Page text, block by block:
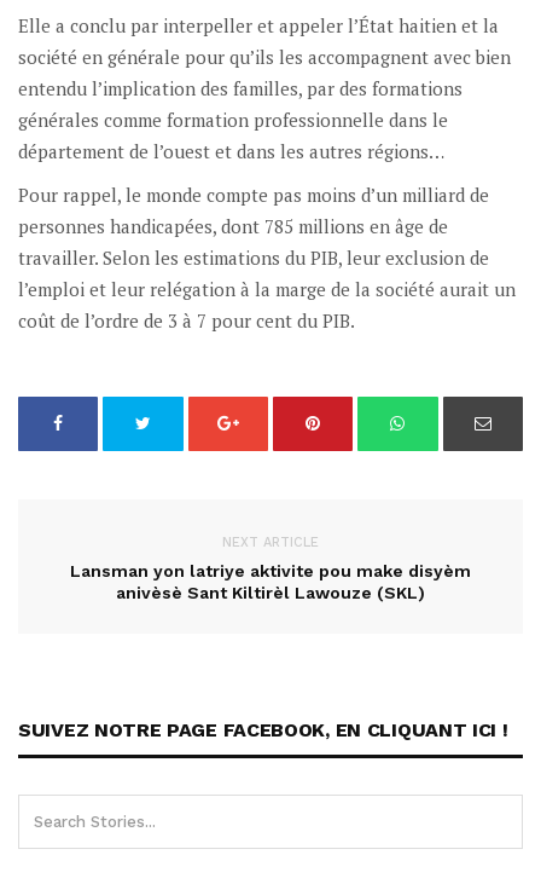
Elle a conclu par interpeller et appeler l’État haitien et la
société en générale pour qu’ils les accompagnent avec bien
entendu l’implication des familles, par des formations
générales comme formation professionnelle dans le
département de l’ouest et dans les autres régions…
Pour rappel, le monde compte pas moins d’un milliard de
personnes handicapées, dont 785 millions en âge de
travailler. Selon les estimations du PIB, leur exclusion de
l’emploi et leur relégation à la marge de la société aurait un
coût de l’ordre de 3 à 7 pour cent du PIB.
NEXT ARTICLE
Lansman yon latriye aktivite pou make disyèm
anivèsè Sant Kiltirèl Lawouze (SKL)
SUIVEZ NOTRE PAGE FACEBOOK, EN CLIQUANT ICI !